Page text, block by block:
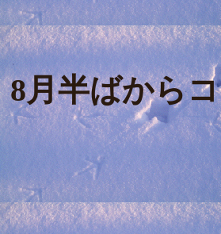
8月半ばから